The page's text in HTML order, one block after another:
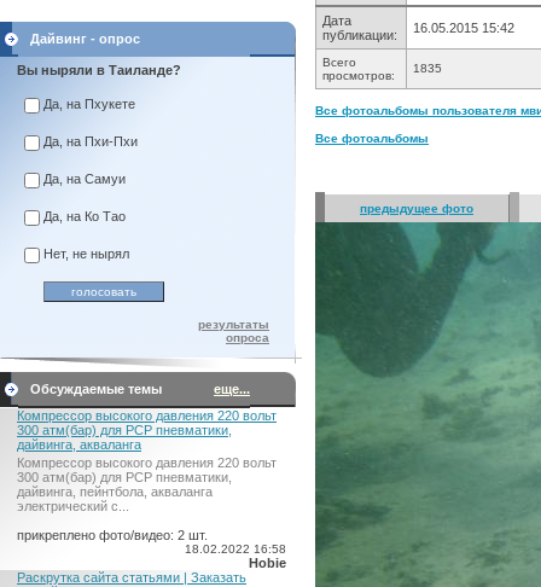
Дайвинг - опрос
Вы ныряли в Таиланде?
Да, на Пхукете
Да, на Пхи-Пхи
Да, на Самуи
Да, на Ко Тао
Нет, не нырял
результаты
опроса
Обсуждаемые темы
еще...
Компрессор высокого давления 220 вольт
300 атм(бар) для PCP пневматики,
дайвинга, акваланга
Компрессор высокого давления 220 вольт
300 атм(бар) для PCP пневматики,
дайвинга, пейнтбола, акваланга
электрический c...
прикреплено фото/видео: 2 шт.
18.02.2022 16:58
Hobie
Раскрутка сайта статьями | Заказать
Дата
публикации:
16.05.2015 15:42
Всего
просмотров:
1835
Все фотоальбомы пользователя
Все фотоальбомы
предыдущее фото